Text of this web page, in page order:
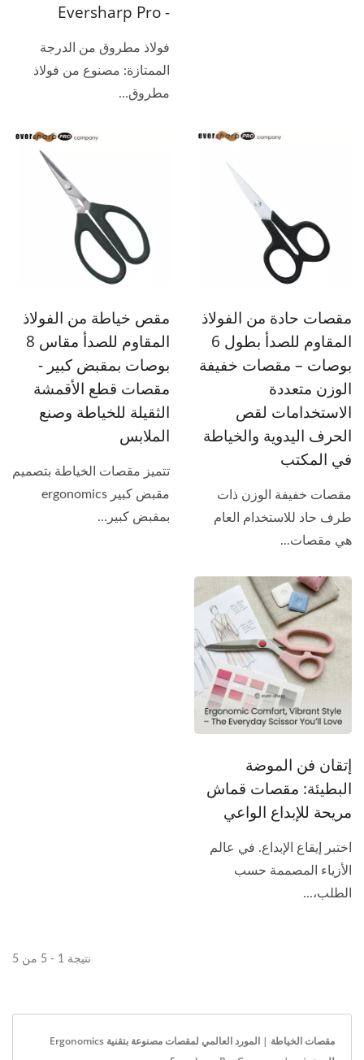
- Eversharp Pro
فولاذ مطروق من الدرجة
الممتازة: مصنوع من فولاذ
مطروق...
مقصات حادة من الفولاذ
المقاوم للصدأ بطول 6
بوصات – مقصات خفيفة
الوزن متعددة
الاستخدامات لقص
الحرف اليدوية والخياطة
في المكتب
مقصات خفيفة الوزن ذات
طرف حاد للاستخدام العام
هي مقصات...
مقص خياطة من الفولاذ
المقاوم للصدأ مقاس 8
بوصات بمقبض كبير -
مقصات قطع الأقمشة
الثقيلة للخياطة وصنع
الملابس
تتميز مقصات الخياطة بتصميم
مقبض كبير ergonomics
بمقبض كبير...
إتقان فن الموضة
البطيئة: مقصات قماش
مريحة للإبداع الواعي
اختبر إيقاع الإبداع. في عالم
الأزياء المصممة حسب
الطلب،...
نتيجة 1 - 5 من 5
مقصات الخياطة | المورد العالمي لمقصات مصنوعة بتقنية Ergonomics